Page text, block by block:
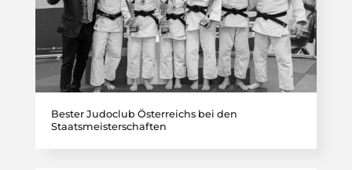
Bester Judoclub Österreichs bei den
Staatsmeisterschaften